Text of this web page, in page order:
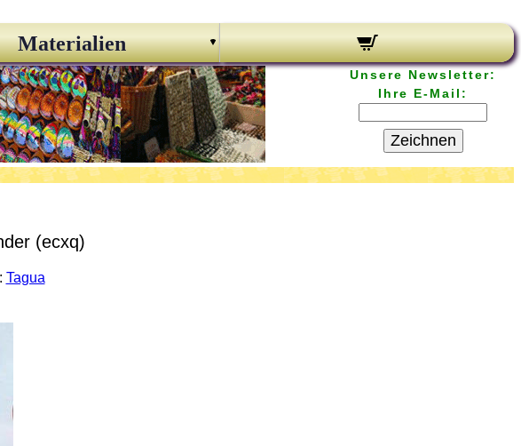
Materialien
Unsere Newsletter:
Ihre E-Mail:
Zeichnen
(ecxq)
Tagua